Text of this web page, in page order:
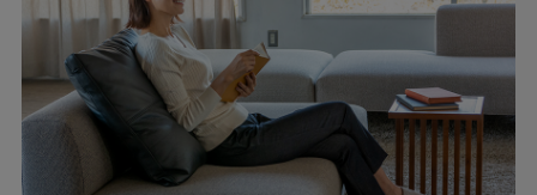
藍染による絣織物を特産。裁断、縫製、仕上げ等の工場が数
多くあります。私たちはこの地で1983年の創業以来、年間
540,000本のレディースパンツを生産しています。